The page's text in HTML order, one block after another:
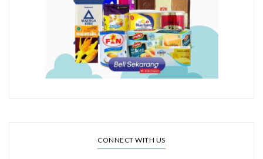
CONNECT WITH US